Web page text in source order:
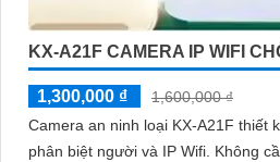
KX-A21F CAMERA IP WIFI
1,300,000 ₫
1,600,000 ₫
Camera an ninh loại KX-A21F thiết
phân biệt người và IP Wifi. Không cần đầu ghi vì có khe cắm